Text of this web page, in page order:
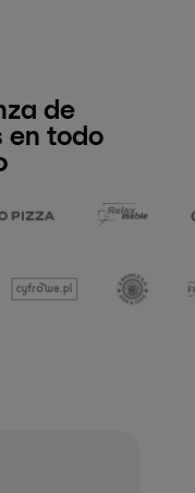
de
en todo